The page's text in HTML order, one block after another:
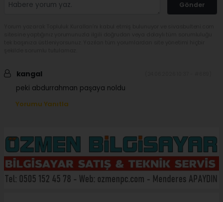
Gönder
kangal
peki abdurrahman paşaya noldu
Yorumu Yanıtla